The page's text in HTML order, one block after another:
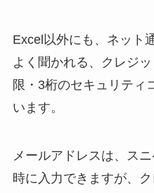
Excel以外にも、ネット
よく聞かれる、クレジ
限・3桁のセキュリティ
います。
メールアドレスは、ス
時に入力できますが、